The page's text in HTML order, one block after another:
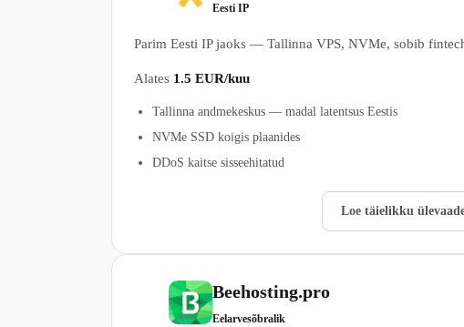
Eesti IP
Parim Eesti IP jaoks — Tallinna VPS, NVMe, sobib
Alates 1.5 EUR/kuu
Tallinna andmekeskus — madal latentsus Eestis
NVMe SSD koigis plaanides
DDoS kaitse sisseehitatud
Loe täielikku
Beehosting.pro
Eelarvesõbralik